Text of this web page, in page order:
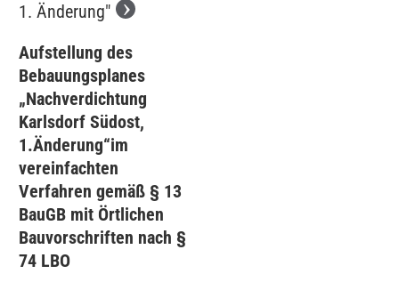
1. Änderung"
Aufstellung des
Bebauungsplanes
„Nachverdichtung
Karlsdorf Südost,
1.Änderung“im
vereinfachten
Verfahren gemäß § 13
BauGB mit Örtlichen
Bauvorschriften nach §
74 LBO